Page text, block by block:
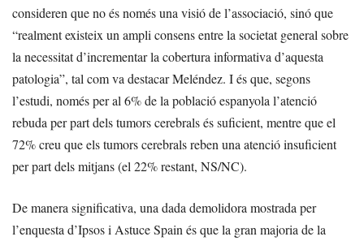
consideren que no és només una visió de l’associació, sinó que
“realment existeix un ampli consens entre la societat general sobre
la necessitat d’incrementar la cobertura informativa d’aquesta
patologia”, tal com va destacar Meléndez. I és que, segons
l’estudi, només per al 6% de la població espanyola l’atenció
rebuda per part dels tumors cerebrals és suficient, mentre que el
72% creu que els tumors cerebrals reben una atenció insuficient
per part dels mitjans (el 22% restant, NS/NC).
De manera significativa, una dada demolidora mostrada per
l’enquesta d’Ipsos i Astuce Spain és que la gran majoria de la